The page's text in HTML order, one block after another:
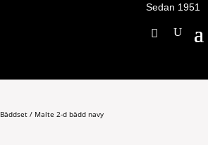
Sedan 1951
Bäddset/ Malte 2-d bädd navy